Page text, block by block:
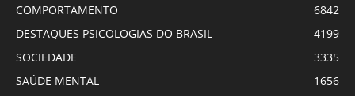
COMPORTAMENTO
6842
DESTAQUES PSICOLOGIAS DO BRASIL
4199
SOCIEDADE
3335
SAÚDE MENTAL
1656